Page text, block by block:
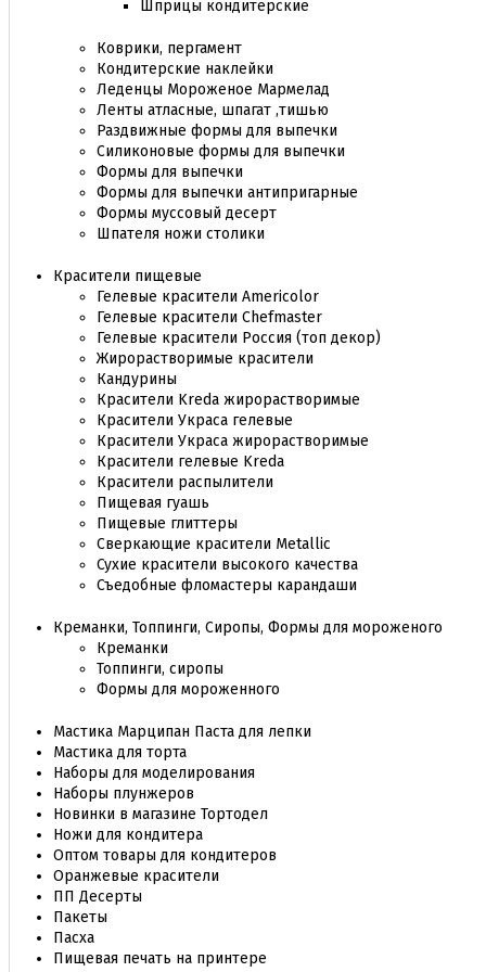
Шприцы кондитерские
Коврики, пергамент
Кондитерские наклейки
Леденцы Мороженое Мармелад
Ленты атласные, шпагат ,тишью
Раздвижные формы для выпечки
Силиконовые формы для выпечки
Формы для выпечки
Формы для выпечки антипригарные
Формы муссовый десерт
Шпателя ножи столики
Красители пищевые
Гелевые красители Americolor
Гелевые красители Chefmaster
Гелевые красители Россия (топ декор)
Жирорастворимые красители
Кандурины
Красители Kreda жирорастворимые
Красители Украса гелевые
Красители Украса жирорастворимые
Красители гелевые Kreda
Красители распылители
Пищевая гуашь
Пищевые глиттеры
Сверкающие красители Metallic
Сухие красители высокого качества
Съедобные фломастеры карандаши
Креманки, Топпинги, Сиропы, Формы для мороженого
Креманки
Топпинги, сиропы
Формы для мороженного
Мастика Марципан Паста для лепки
Мастика для торта
Наборы для моделирования
Наборы плунжеров
Новинки в магазине Тортодел
Ножи для кондитера
Оптом товары для кондитеров
Оранжевые красители
ПП Десерты
Пакеты
Пасха
Пищевая печать на принтере